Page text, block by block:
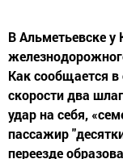
В Альметьевске у
Как сообщается в
скорости два
удар на себя,
пассажир
переезде